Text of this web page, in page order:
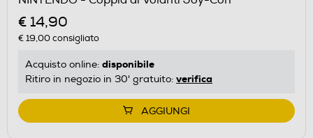
€ 14,90
€ 19,00consigliato
Acquisto online: disponibile
Ritiro in negozio in 30' gratuito: verifica
AGGIUNGI